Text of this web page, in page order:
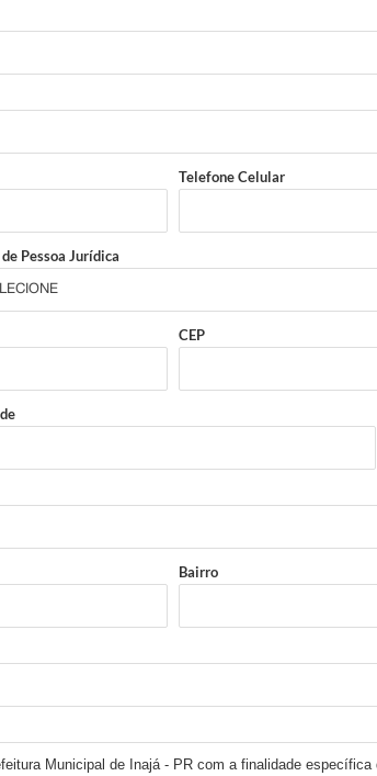
Telefone Celular
Pessoa Jurídica
CEP
Bairro
Municipal de Inajá - PR com a finalidade